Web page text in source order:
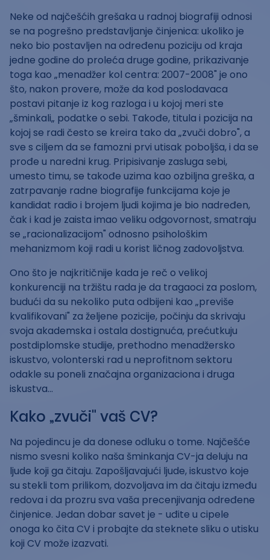
Neke od najčešćih grešaka u radnoj biografiji odnosi
se na pogrešno predstavljanje činjenica: ukoliko je
neko bio postavljen na određenu poziciju od kraja
jedne godine do proleća druge godine, prikazivanje
toga kao „menadžer kol centra: 2007-2008" je ono
što, nakon provere, može da kod poslodavaca
postavi pitanje iz kog razloga i u kojoj meri ste
„šminkali„ podatke o sebi. Takođe, titula i pozicija na
kojoj se radi često se kreira tako da „zvuči dobro", a
sve s ciljem da se famozni prvi utisak poboljša, i da se
prođe u naredni krug. Pripisivanje zasluga sebi,
umesto timu, se takođe uzima kao ozbiljna greška, a
zatrpavanje radne biografije funkcijama koje je
kandidat radio i brojem ljudi kojima je bio nadređen,
čak i kad je zaista imao veliku odgovornost, smatraju
se „racionalizacijom" odnosno psihološkim
mehanizmom koji radi u korist ličnog zadovoljstva.
Ono što je najkritičnije kada je reč o velikoj
konkurenciji na tržištu rada je da tragaoci za poslom,
budući da su nekoliko puta odbijeni kao „previše
kvalifikovani" za željene pozicije, počinju da skrivaju
svoja akademska i ostala dostignuća, prećutkuju
postdiplomske studije, prethodno menadžersko
iskustvo, volonterski rad u neprofitnom sektoru
odakle su poneli značajna organizaciona i druga
iskustva...
Kako „zvuči" vaš CV?
Na pojedincu je da donese odluku o tome. Najčešće
nismo svesni koliko naša šminkanja CV-ja deluju na
ljude koji ga čitaju. Zapošljavajući ljude, iskustvo koje
su stekli tom prilikom, dozvoljava im da čitaju između
redova i da prozru sva vaša precenjivanja određene
činjenice. Jedan dobar savet je - uđite u cipele
onoga ko čita CV i probajte da steknete sliku o utisku
koji CV može izazvati.